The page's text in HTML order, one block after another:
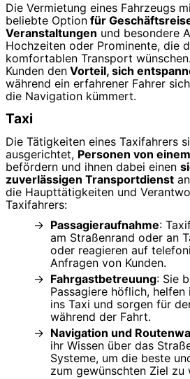
Die Vermietung eines Fahrzeugs
beliebte Option für
Veranstaltungen und besondere
Hochzeiten oder Prominente, die
komfortablen Transport
Kunden den Vorteil, sich
während ein erfahrener Fahrer
die Navigation kümmert.
Taxi
Die Tätigkeiten eines Taxifahrers
ausgerichtet, Personen von
befördern und ihnen dabei einen
zuverlässigen Transportdienst
die Haupttätigkeiten und
Taxifahrers:
Passagieraufnahme:
am Straßenrand oder an
oder reagieren auf
Anfragen von Kunden.
Fahrgastbetreuung: Sie
Passagiere höflich,
ins Taxi und sorgen für
während der Fahrt.
Navigation und
ihr Wissen über das
Systeme, um die beste
zum gewünschten Ziel zu